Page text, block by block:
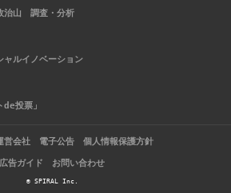
治山 調査・分析
ャルイノベーション
投票」
営会社 電子公告 個人情報保護方針
広告ガイド お問い合わせ
© SPIRAL Inc.